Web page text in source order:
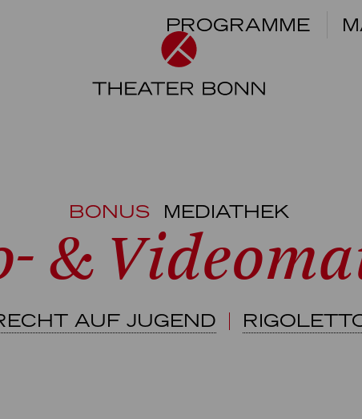
PROGRAMME
BONUS MEDIATHEK
&
AUF JUGEND